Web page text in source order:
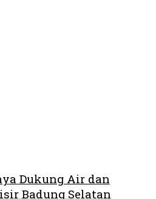
Dukung Air dan
Badung Selatan